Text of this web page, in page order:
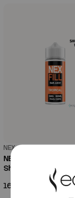
NEX
NEX FILL | Tropical
Shortfill
169 kr